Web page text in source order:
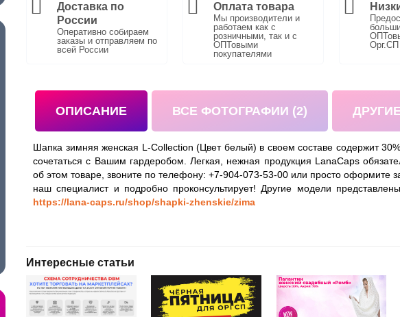
Доставка по
России
Оперативно собираем
заказы и отправляем по
всей России
Оплата товара
Мы производители и
работаем как с
розничными, так и с
ОПТовыми
покупателями
Орг.СП
ОПИСАНИЕ ВСЕ ФОТОГРАФИИ (2)
Шапка зимняя женская L-Collection (Цвет белый) в своем составе содержит
сочетаться с Вашим гардеробом. Легкая, нежная продукция LanaCaps
об этом товаре, звоните по телефону: +7-904-073-53-00 или просто оформите
наш специалист и подробно проконсультирует! Другие модели
https://lana-caps.ru/shop/shapki-zhenskie/zima
Интересные статьи